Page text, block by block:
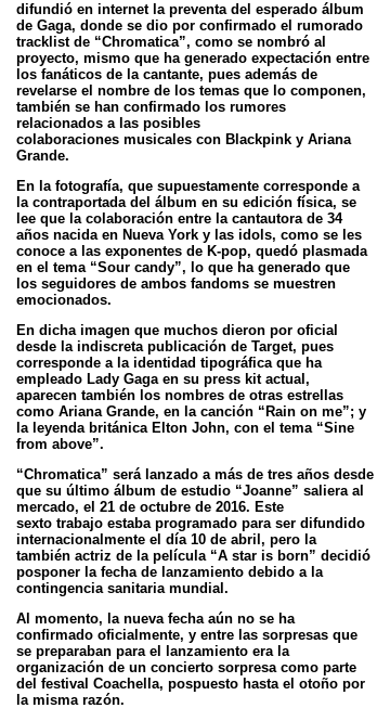
difundió en internet la preventa del esperado álbum
de Gaga, donde se dio por confirmado el rumorado
tracklist de “Chromatica”, como se nombró al
proyecto, mismo que ha generado expectación entre
los fanáticos de la cantante, pues además de
revelarse el nombre de los temas que lo componen,
también se han confirmado los rumores
relacionados a las posibles
colaboraciones musicales con Blackpink y Ariana
Grande.
En la fotografía, que supuestamente corresponde a
la contraportada del álbum en su edición física, se
lee que la colaboración entre la cantautora de 34
años nacida en Nueva York y las idols, como se les
conoce a las exponentes de K-pop, quedó plasmada
en el tema “Sour candy”, lo que ha generado que
los seguidores de ambos fandoms se muestren
emocionados.
En dicha imagen que muchos dieron por oficial
desde la indiscreta publicación de Target, pues
corresponde a la identidad tipográfica que ha
empleado Lady Gaga en su press kit actual,
aparecen también los nombres de otras estrellas
como Ariana Grande, en la canción “Rain on me”; y
la leyenda británica Elton John, con el tema “Sine
from above”.
“Chromatica” será lanzado a más de tres años desde
que su último álbum de estudio “Joanne” saliera al
mercado, el 21 de octubre de 2016. Este
sexto trabajo estaba programado para ser difundido
internacionalmente el día 10 de abril, pero la
también actriz de la película “A star is born” decidió
posponer la fecha de lanzamiento debido a la
contingencia sanitaria mundial.
Al momento, la nueva fecha aún no se ha
confirmado oficialmente, y entre las sorpresas que
se preparaban para el lanzamiento era la
organización de un concierto sorpresa como parte
del festival Coachella, pospuesto hasta el otoño por
la misma razón.